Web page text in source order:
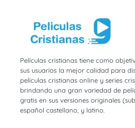
Películas cristianas tiene como
sus usuarios la mejor calidad para
películas cristianas online y series
brindando una gran variedad de
gratis en sus versiones originales
español castellano, y latino.